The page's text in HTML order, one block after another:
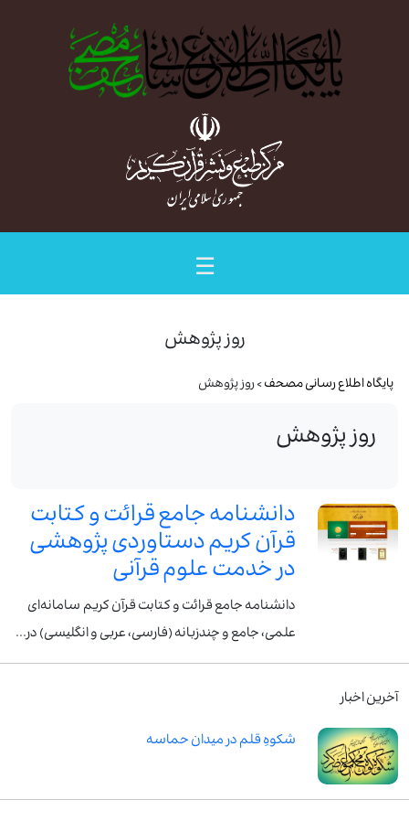
☰
روز پژوهش
پایگاه اطلاع رسانی مصحف> روز پژوهش
روز پژوهش
دانشنامه جامع قرائت و کتابت
قرآن کریم دستاوردی پژوهشی
در خدمت علوم قرآنی
دانشنامه جامع قرائت و کتابت قرآن کریم سامانه‌ای
علمی، جامع و چندزبانه (فارسی، عربی و انگلیسی) در...
آخرین اخبار
شکوهِ قلم در میدان حماسه